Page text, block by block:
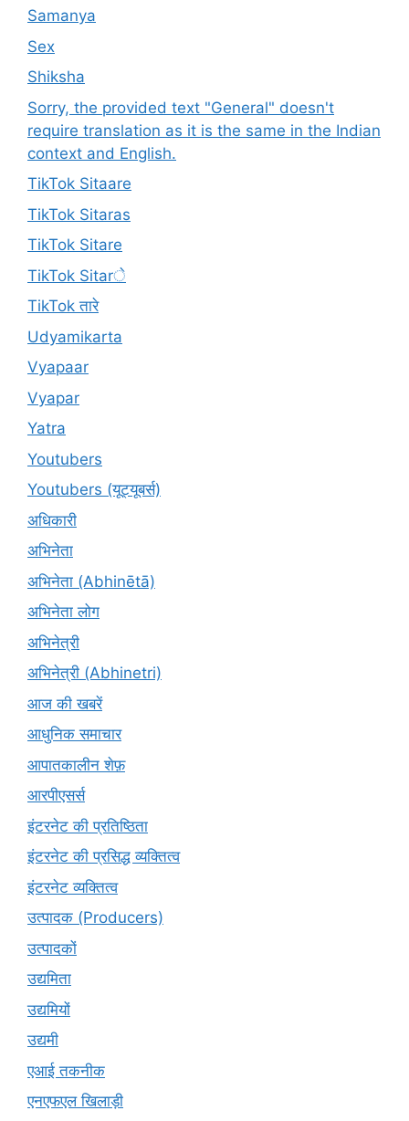
Samanya
Sex
Shiksha
Sorry, the provided text "General" doesn't
require translation as it is the same in the Indian
context and English.
TikTok Sitaare
TikTok Sitaras
TikTok Sitare
TikTok Sitarे
TikTok तारे
Udyamikarta
Vyapaar
Vyapar
Yatra
Youtubers
Youtubers (यूट्यूबर्स)
अधिकारी
अभिनेता
अभिनेता (Abhinētā)
अभिनेता लोग
अभिनेत्री
अभिनेत्री (Abhinetri)
आज की खबरें
आधुनिक समाचार
आपातकालीन शेफ़
आरपीएसर्स
इंटरनेट की प्रतिष्ठिता
इंटरनेट की प्रसिद्ध व्यक्तित्व
इंटरनेट व्यक्तित्व
उत्पादक (Producers)
उत्पादकों
उद्यमिता
उद्यमियों
उद्यमी
एआई तकनीक
एनएफएल खिलाड़ी